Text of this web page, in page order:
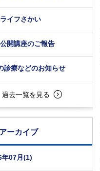
イフさかい
開講座のご報告
診療などのお知らせ
過去一覧を見る
アーカイブ
年07月(1)